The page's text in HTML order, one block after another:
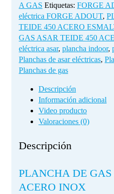
A GAS Etiquetas: FORGE
eléctrica FORGE ADOUT,
TEIDE 450 ACERO
GAS ASAR TEIDE 450
eléctrica asar, plancha indoor,
Planchas de asar eléctricas,
Planchas de gas
Descripción
Información adicional
Video producto
Valoraciones (0)
Descripción
PLANCHA DE
ACERO INOX